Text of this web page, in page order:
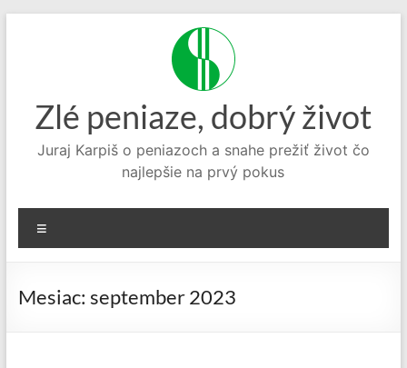
Zlé peniaze, dobrý život
Juraj Karpiš o peniazoch a snahe prežiť život čo
najlepšie na prvý pokus
Mesiac: september 2023